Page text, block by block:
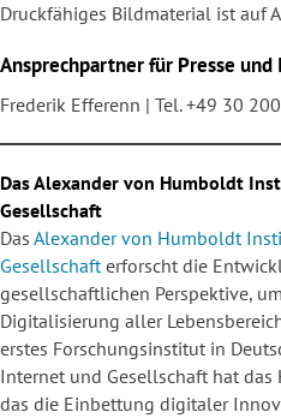
Druckfähiges Bildmaterial ist auf
Ansprechpartner für Presse
Frederik Efferenn | Tel. +49 30
Das Alexander von Humboldt
Gesellschaft
Das Alexander von Humboldt
Gesellschafterforscht die
gesellschaftlichen Perspektive,
Digitalisierung aller
erstes Forschungsinstitut in
Internet und Gesellschaft hat das
das die Einbettung digitaler